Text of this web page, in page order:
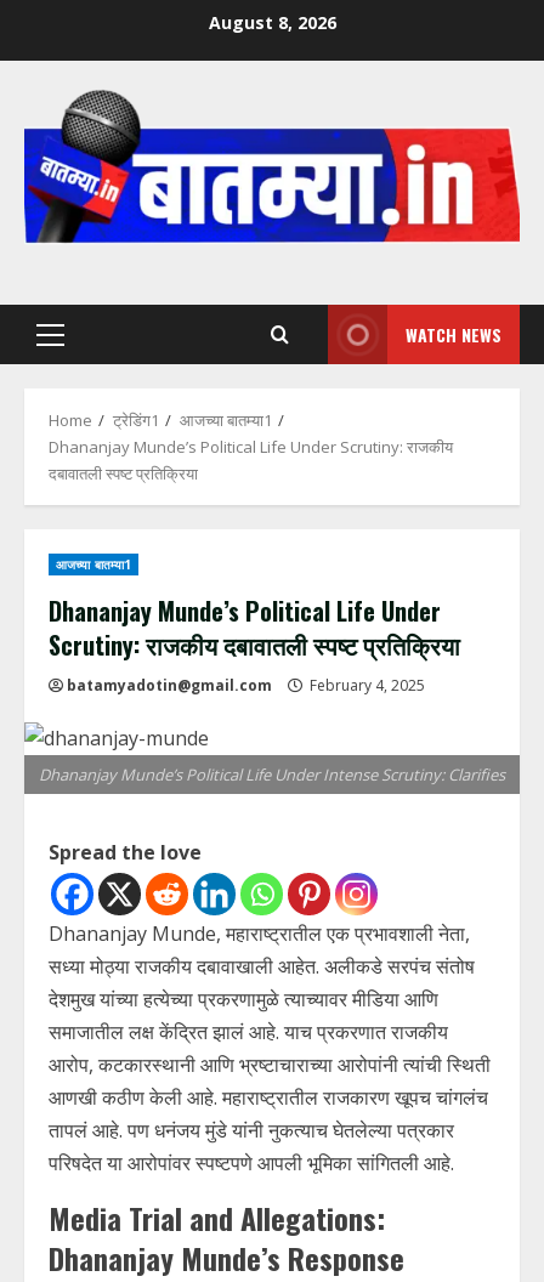
August 8, 2026
Primary
WATCH NEWS
Home ट्रेडिंग1
आजच्या बातम्या1
Dhananjay Munde’s Political Life Under Scrutiny: राजकीय
दबावातली स्पष्ट प्रतिक्रिया
आजच्या बातम्या1
Dhananjay Munde’s Political Life Under
Scrutiny: राजकीय दबावातली स्पष्ट प्रतिक्रिया
batamyadotin@gmail.com February 4, 2025
Dhananjay Munde’s Political Life Under Intense Scrutiny: Clarifies
Spread the love
Dhananjay Munde, महाराष्ट्रातील एक प्रभावशाली नेता,
सध्या मोठ्या राजकीय दबावाखाली आहेत. अलीकडे सरपंच संतोष
देशमुख यांच्या हत्येच्या प्रकरणामुळे त्याच्यावर मीडिया आणि
समाजातील लक्ष केंद्रित झालं आहे. याच प्रकरणात राजकीय
आरोप, कटकारस्थानी आणि भ्रष्टाचाराच्या आरोपांनी त्यांची स्थिती
आणखी कठीण केली आहे. महाराष्ट्रातील राजकारण खूपच चांगलंच
तापलं आहे. पण धनंजय मुंडे यांनी नुकत्याच घेतलेल्या पत्रकार
परिषदेत या आरोपांवर स्पष्टपणे आपली भूमिका सांगितली आहे.
Media Trial and Allegations:
Dhananjay Munde’s Response